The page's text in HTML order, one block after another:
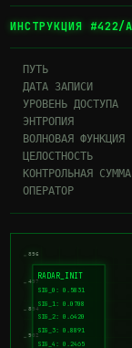
ИНСТРУКЦИЯ
ПУТЬ
ДАТА ЗАПИСИ
УРОВЕНЬ ДОСТУПА
ЭНТРОПИЯ
ВОЛНОВАЯ ФУНКЦИЯ
ЦЕЛОСТНОСТЬ
КОНТРОЛЬНАЯ
896
497
894
902
RADAR_INIT
SIG_0: 0.5831
SIG_1: 0.0708
SIG_2: 0.6420
SIG_3: 0.8891
SIG_4: 0.2465